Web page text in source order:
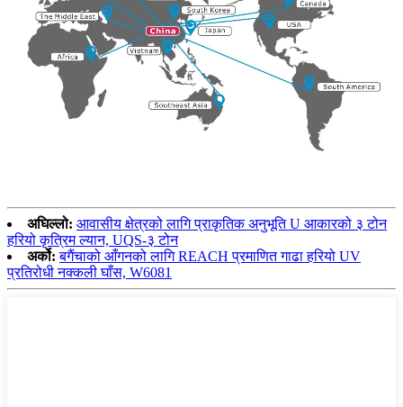
अघिल्लो: आवासीय क्षेत्रको लागि प्राकृतिक अनुभूति U आकारको ३ टोन
हरियो कृत्रिम ल्यान, UQS-३ टोन
अर्को: बगैंचाको आँगनको लागि REACH प्रमाणित गाढा हरियो UV
प्रतिरोधी नक्कली घाँस, W6081